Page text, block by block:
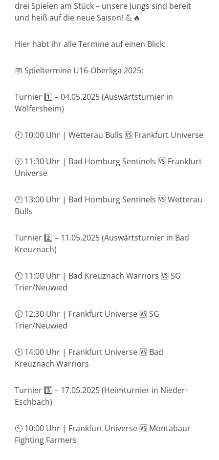
drei Spielen am Stück – unsere Jungs sind bereit
und heiß auf die neue Saison! 💪🔥
Hier habt ihr alle Termine auf einen Blick:
📅 Spieltermine U16-Oberliga 2025:
Turnier 1️⃣ – 04.05.2025 (Auswärtsturnier in
Wölfersheim)
🕙 10:00 Uhr | Wetterau Bulls 🆚 Frankfurt Universe
🕦 11:30 Uhr | Bad Homburg Sentinels 🆚 Frankfurt
Universe
🕐 13:00 Uhr | Bad Homburg Sentinels 🆚 Wetterau
Bulls
Turnier 2️⃣ – 11.05.2025 (Auswärtsturnier in Bad
Kreuznach)
🕚 11:00 Uhr | Bad Kreuznach Warriors 🆚 SG
Trier/Neuwied
🕧 12:30 Uhr | Frankfurt Universe 🆚 SG
Trier/Neuwied
🕑 14:00 Uhr | Frankfurt Universe 🆚 Bad
Kreuznach Warriors
Turnier 3️⃣ – 17.05.2025 (Heimturnier in Nieder-
Eschbach)
🕙 10:00 Uhr | Frankfurt Universe 🆚 Montabaur
Fighting Farmers